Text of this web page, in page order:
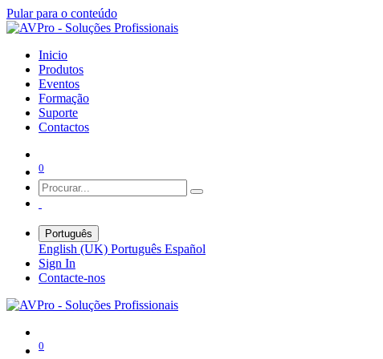
Pular para o conteúdo
Inicio
Produtos
Eventos
Formação
Suporte
Contactos
0
Português
English (UK) Português Español
Sign In
Contacte-nos
0